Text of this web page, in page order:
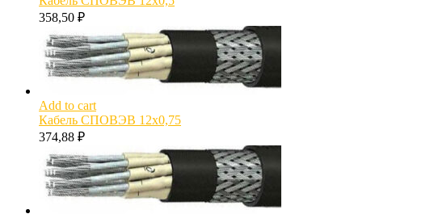
358,50 ₽
Add to cart
Кабель СПОВЭВ 12х0,75
374,88 ₽